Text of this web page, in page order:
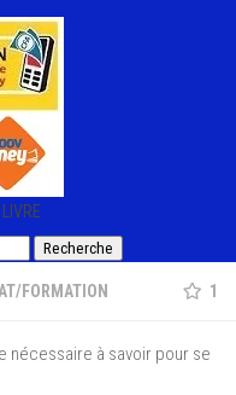
Recherche
/ FORMATION 1
nécessaire à savoir pour se